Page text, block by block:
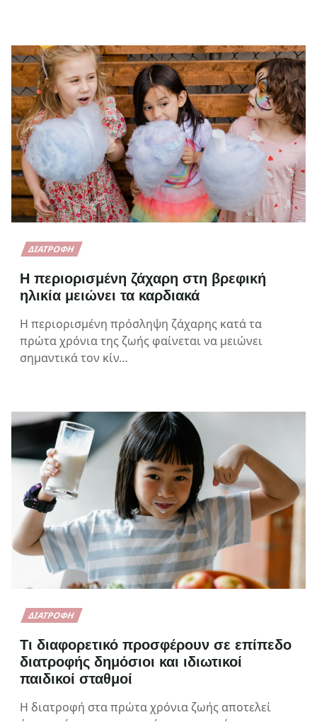
ΔΙΑΤΡΟΦΉ
Η περιορισμένη ζάχαρη στη βρεφική
ηλικία μειώνει τα καρδιακά
Η περιορισμένη πρόσληψη ζάχαρης κατά τα
πρώτα χρόνια της ζωής φαίνεται να μειώνει
σημαντικά τον κίν…
ΔΙΑΤΡΟΦΉ
Τι διαφορετικό προσφέρουν σε επίπεδο
διατροφής δημόσιοι και ιδιωτικοί
παιδικοί σταθμοί
Η διατροφή στα πρώτα χρόνια ζωής αποτελεί